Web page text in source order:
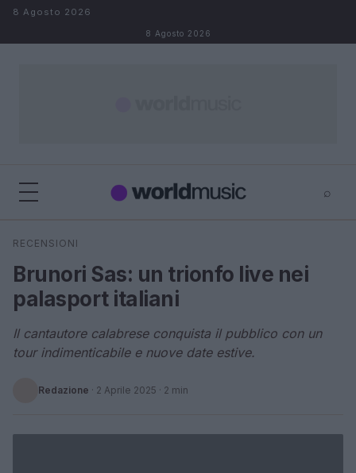
Salta al contenuto
8 Agosto 2026
8 Agosto 2026
⌕
Cerca
RECENSIONI
Brunori Sas: un trionfo live nei
palasport italiani
Il cantautore calabrese conquista il pubblico con un
tour indimenticabile e nuove date estive.
Redazione · 2 Aprile 2025 · 2 min